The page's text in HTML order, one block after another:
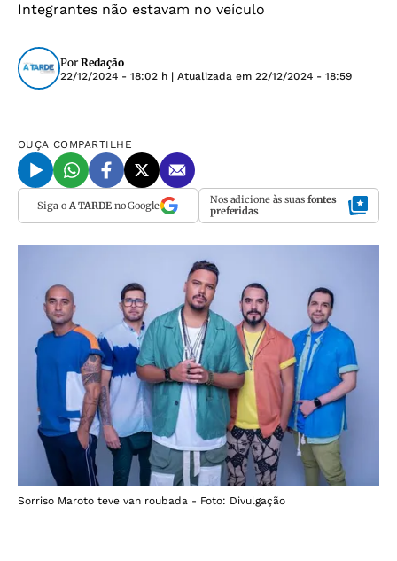
Integrantes não estavam no veículo
Por Redação
22/12/2024 - 18:02 h | Atualizada em 22/12/2024 - 18:59
OUÇA COMPARTILHE
Siga o A TARDEno Google Nos adicione às suas fontes
preferidas
Sorriso Maroto teve van roubada - Foto: Divulgação